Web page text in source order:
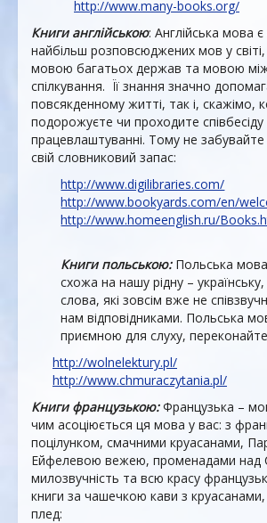
http://www.many-books.org/
Книги англійською: Англійська мова є
найбільш розповсюджених мов у
мовою багатьох держав та мовою
спілкування. Її знання значно
повсякденному житті, так і, скажімо,
подорожуєте чи проходите співбесіду
працевлаштуванні. Тому не
свій словниковий запас:
http://www.digilibraries.com/
http://www.bookyards.com/en/
http://www.homeenglish.ru/
Книги польською:Польська
схожа на нашу рідну –
слова, які зовсім вже не
нам відповідниками. Польська
приємною для слуху,
http://wolnelektury.pl/
http://www.chmuraczytania.pl/
Книги французькою:Французька –
чим асоціюється ця мова у вас: з
поцілунком, смачними круасанами,
Ейфелевою вежею, променадами над
милозвучність та всю красу
книги за чашечкою кави з
плед: